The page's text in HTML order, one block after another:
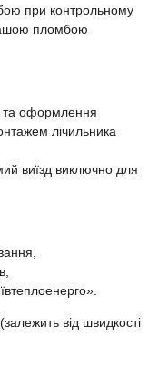
при контрольному
пломбою
оформлення
лічильника
виїзд виключно для
від швидкості